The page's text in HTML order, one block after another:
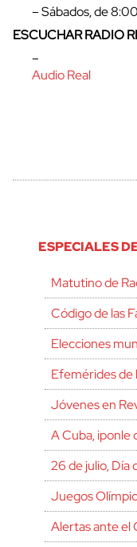
– Sábados, de
ESCUCHAR RADIO
–
Audio Real
ESPECIALES
Matutino de
Código de las
Elecciones
Efemérides de
Jóvenes en
A Cuba, ¡ponle
26 de julio, Día
Juegos
Alertas ante el